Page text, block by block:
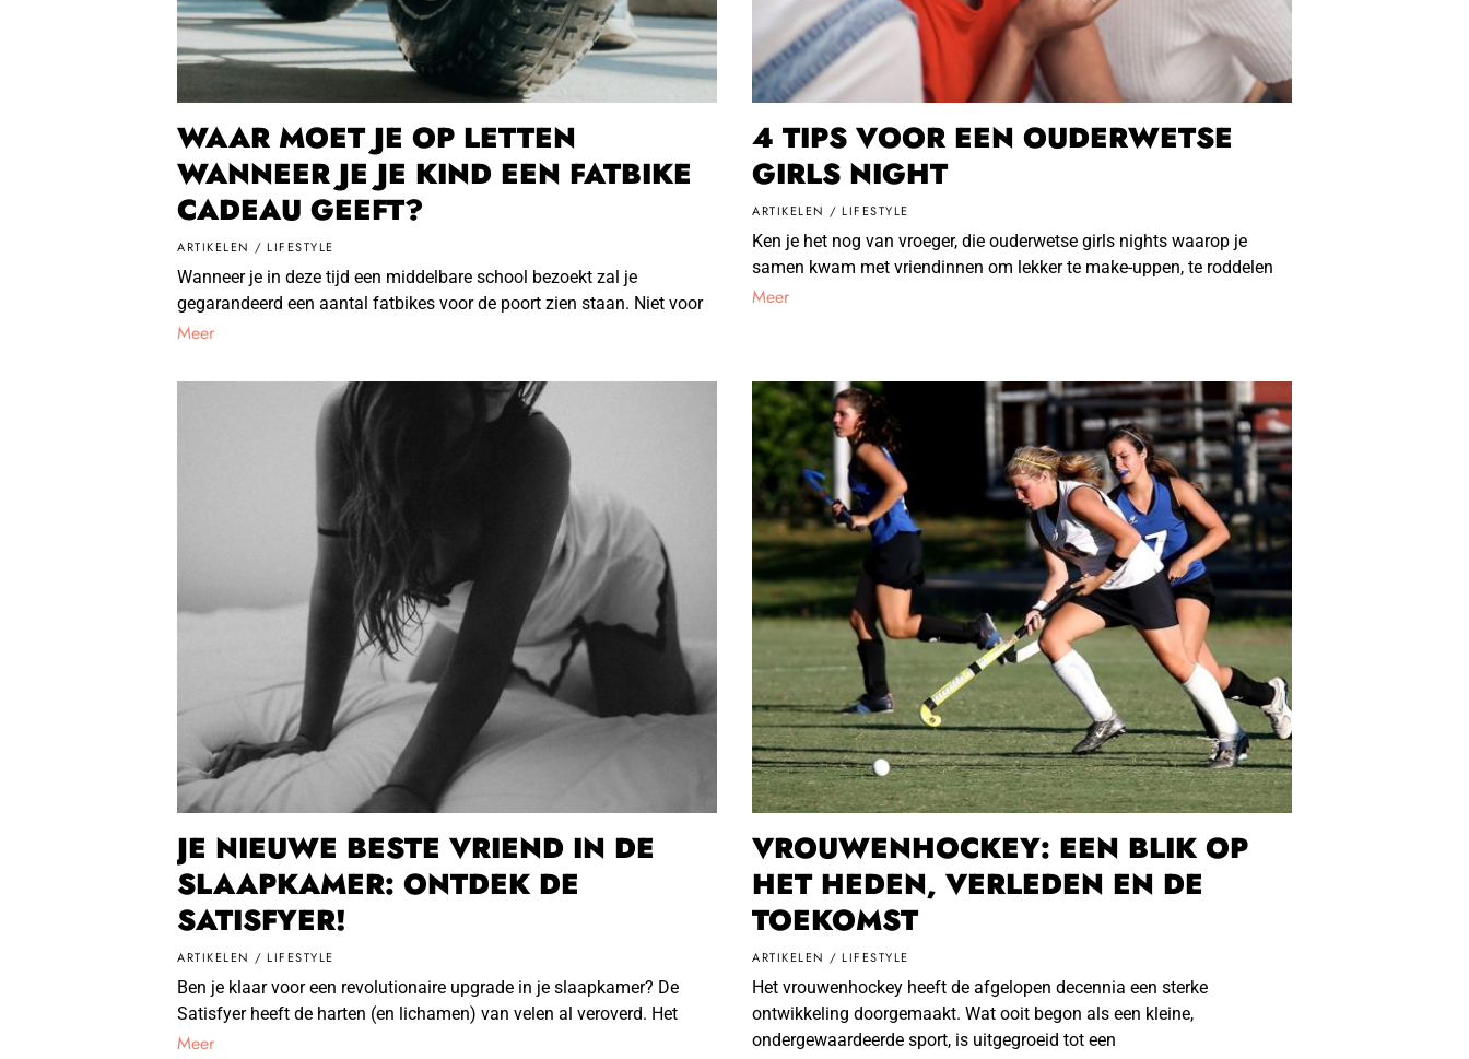
WAAR MOET JE OP LETTEN
WANNEER JE JE KIND EEN FATBIKE
CADEAU GEEFT?
ARTIKELEN / LIFESTYLE
Wanneer je in deze tijd een middelbare school bezoekt zal je
gegarandeerd een aantal fatbikes voor de poort zien staan. Niet voor
Meer
4 TIPS VOOR EEN OUDERWETSE
GIRLS NIGHT
ARTIKELEN / LIFESTYLE
Ken je het nog van vroeger, die ouderwetse girls nights waarop je
samen kwam met vriendinnen om lekker te make-uppen, te roddelen
Meer
JE NIEUWE BESTE VRIEND IN DE
SLAAPKAMER: ONTDEK DE
SATISFYER!
ARTIKELEN / LIFESTYLE
Ben je klaar voor een revolutionaire upgrade in je slaapkamer? De
Satisfyer heeft de harten (en lichamen) van velen al veroverd. Het
Meer
VROUWENHOCKEY: EEN BLIK OP
HET HEDEN, VERLEDEN EN DE
TOEKOMST
ARTIKELEN / LIFESTYLE
Het vrouwenhockey heeft de afgelopen decennia een sterke
ontwikkeling doorgemaakt. Wat ooit begon als een kleine,
ondergewaardeerde sport, is uitgegroeid tot een